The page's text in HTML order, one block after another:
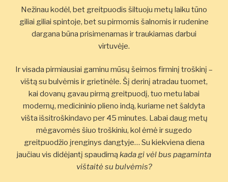
Nežinau kodėl, bet greitpuodis šiltuoju metų laiku tūno
giliai giliai spintoje, bet su pirmomis šalnomis ir rudenine
dargana būna prisimenamas ir traukiamas darbui
virtuvėje.
Ir visada pirmiausiai gaminu mūsų šeimos firminį troškinį –
vištą su bulvėmis ir grietinėle. Šį derinį atradau tuomet,
kai dovanų gavau pirmą greitpuodį, tuo metu labai
modernų, medicininio plieno indą, kuriame net šaldyta
višta išsitroškindavo per 45 minutes. Labai daug metų
mėgavomės šiuo troškiniu, kol ėmė ir sugedo
greitpuodžio įrenginys dangtyje… Su kiekviena diena
jaučiau vis didėjantį spaudimąkada gi vėl bus pagaminta
vištaitė su bulvėmis?